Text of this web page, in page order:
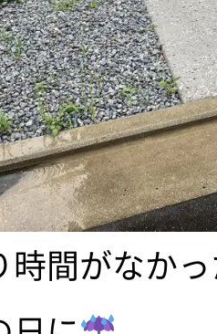
時間がなか